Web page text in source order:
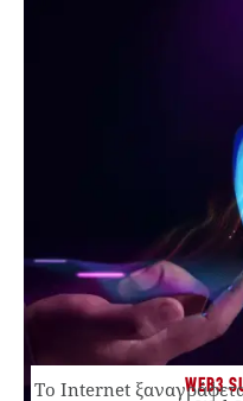
WEB3
Το Internet